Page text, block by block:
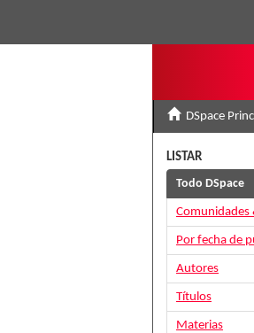
DSpace
LISTAR
Todo DSpace
Comunidades
Por fecha de
Autores
Títulos
Materias